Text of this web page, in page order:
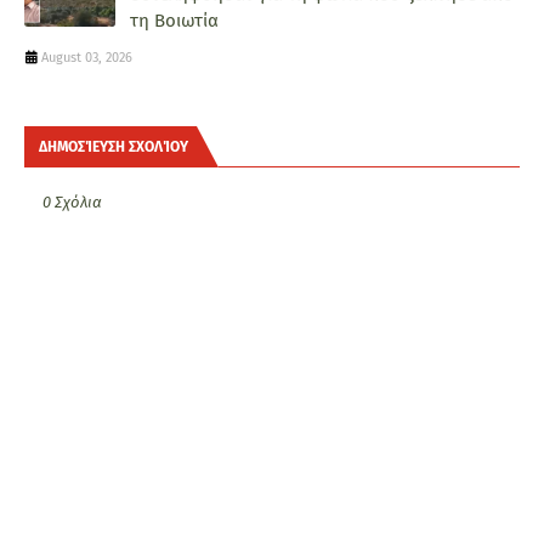
τη Βοιωτία
August 03, 2026
ΔΗΜΟΣΊΕΥΣΗ ΣΧΟΛΊΟΥ
0 Σχόλια